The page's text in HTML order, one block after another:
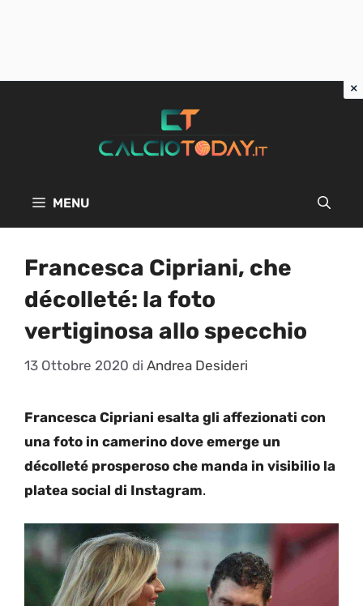
MENU
Francesca Cipriani, che
décolleté: la foto
vertiginosa allo specchio
13 Ottobre 2020 di Andrea Desideri
Francesca Cipriani esalta gli affezionati con
una foto in camerino dove emerge un
décolleté prosperoso che manda in visibilio la
platea social di Instagram.